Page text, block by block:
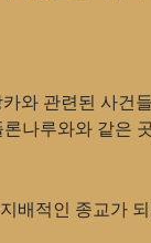
와 관련된 사건
나루와와 같은
배적인 종교가